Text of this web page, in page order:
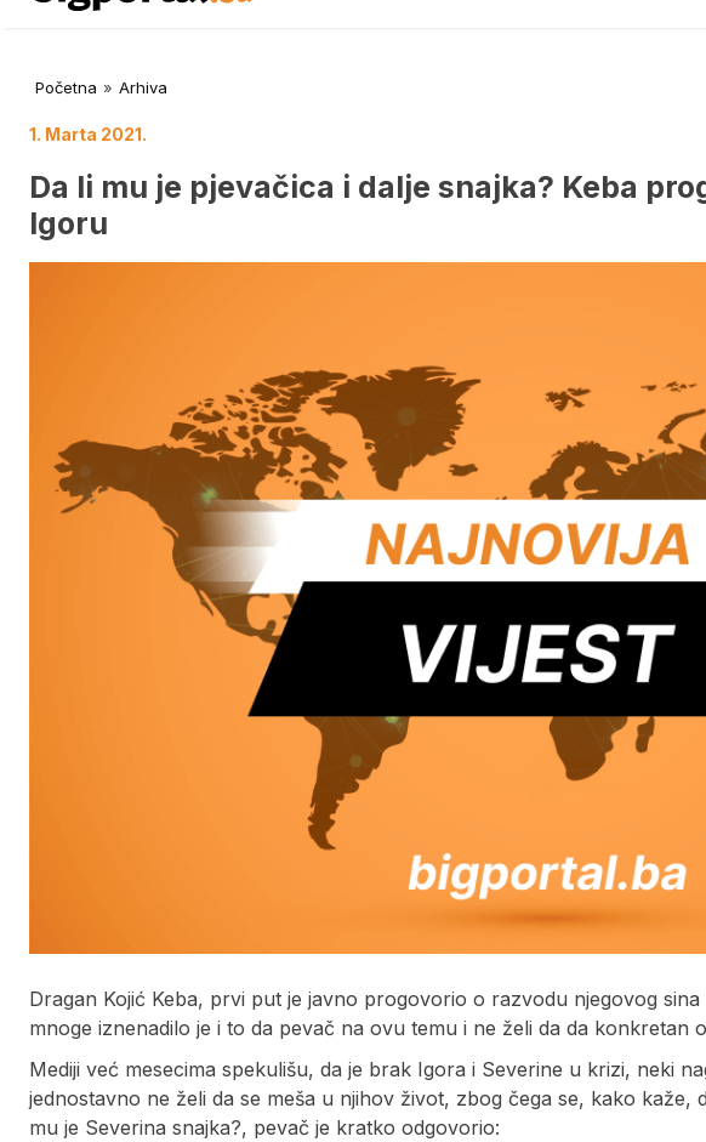
Početna » Arhiva
1. Marta 2021.
Da li mu je pjevačica i dalje snajka? Keba
Igoru
Dragan Kojić Keba, prvi put je javno progovorio o razvodu njegovog
mnoge iznenadilo je i to da pevač na ovu temu i ne želi da da konkretan
Mediji već mesecima spekulišu, da je brak Igora i Severine u krizi, neki
jednostavno ne želi da se meša u njihov život, zbog čega se, kako kaže,
mu je Severina snajka?, pevač je kratko odgovorio: